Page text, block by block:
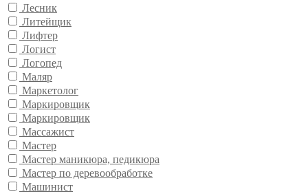
Лесник
Литейщик
Лифтер
Логист
Логопед
Маляр
Маркетолог
Маркировщик
Маркировщик
Массажист
Мастер
Мастер маникюра, педикюра
Мастер по деревообработке
Машинист